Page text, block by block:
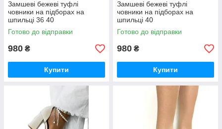
Замшеві бежеві туфлі
човники на підборах на
шпильці 36 40
Готово до відправки
980 ₴
Купити
Замшеві бежеві туфлі
човники на підборах на
шпильці 40
Готово до відправки
980 ₴
Купити